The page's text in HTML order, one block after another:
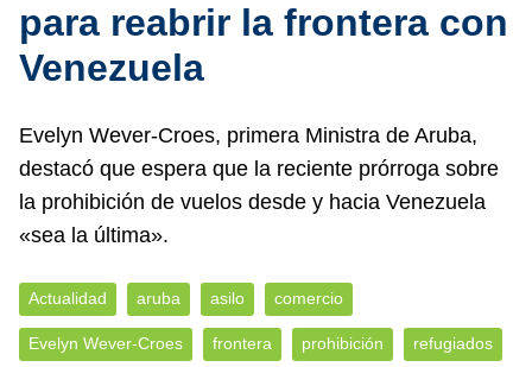
para reabrir la frontera con
Venezuela
Evelyn Wever-Croes, primera Ministra de Aruba,
destacó que espera que la reciente prórroga sobre
la prohibición de vuelos desde y hacia Venezuela
«sea la última».
Actualidad aruba asilo comercio
Evelyn Wever-Croes frontera prohibición refugiados